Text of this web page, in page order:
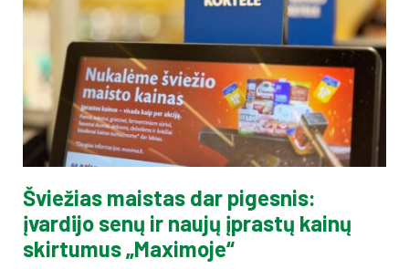
Šviežias maistas dar pigesnis:
įvardijo senų ir naujų įprastų kainų
skirtumus „Maximoje“